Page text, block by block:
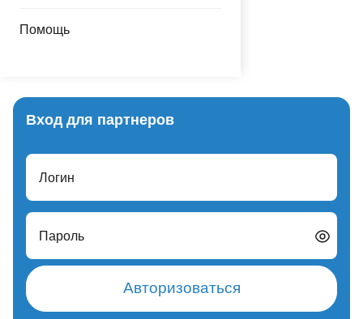
Помощь
Вход для партнеров
Логин
Пароль
Авторизоваться